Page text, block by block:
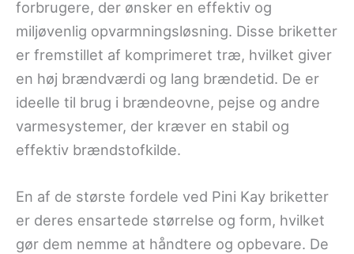
forbrugere, der ønsker en effektiv og
miljøvenlig opvarmningsløsning. Disse briketter
er fremstillet af komprimeret træ, hvilket giver
en høj brændværdi og lang brændetid. De er
ideelle til brug i brændeovne, pejse og andre
varmesystemer, der kræver en stabil og
effektiv brændstofkilde.
En af de største fordele ved Pini Kay briketter
er deres ensartede størrelse og form, hvilket
gør dem nemme at håndtere og opbevare. De